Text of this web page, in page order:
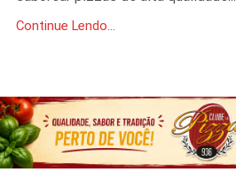
Continue Lendo...